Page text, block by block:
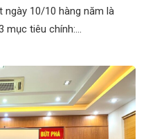
ngày 10/10 hàng năm là
mục tiêu chính:…